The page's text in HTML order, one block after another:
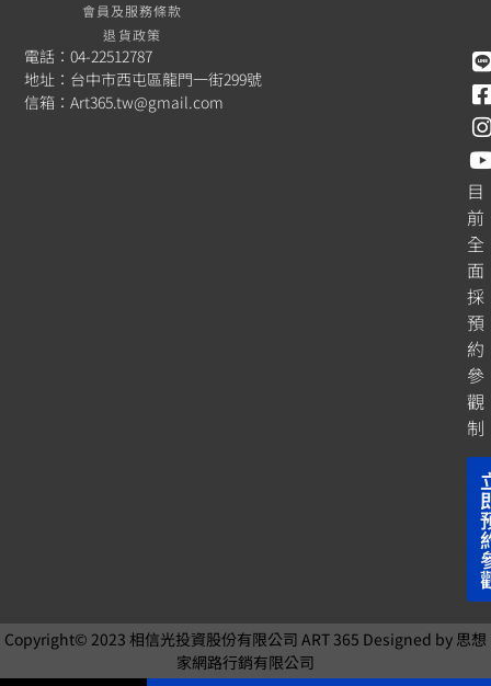
會員及服務條款
退貨政策
電話：04-22512787
地址：台中市西屯區龍門一街299號
信箱：Art365.tw@gmail.com
目
前
全
面
採
預
約
參
觀
制
Copyright© 2023 相信光投資股份有限公司 ART 365 Designed by 思想
家網路行銷有限公司